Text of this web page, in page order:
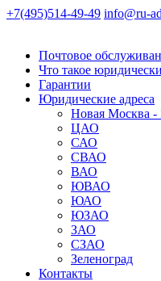
+7(495)514-49-49 info@ru-
Почтовое
Что такое
Гарантии
Юридические адреса
Новая Москва
ЦАО
САО
СВАО
ВАО
ЮВАО
ЮАО
ЮЗАО
ЗАО
СЗАО
Зеленоград
Контакты